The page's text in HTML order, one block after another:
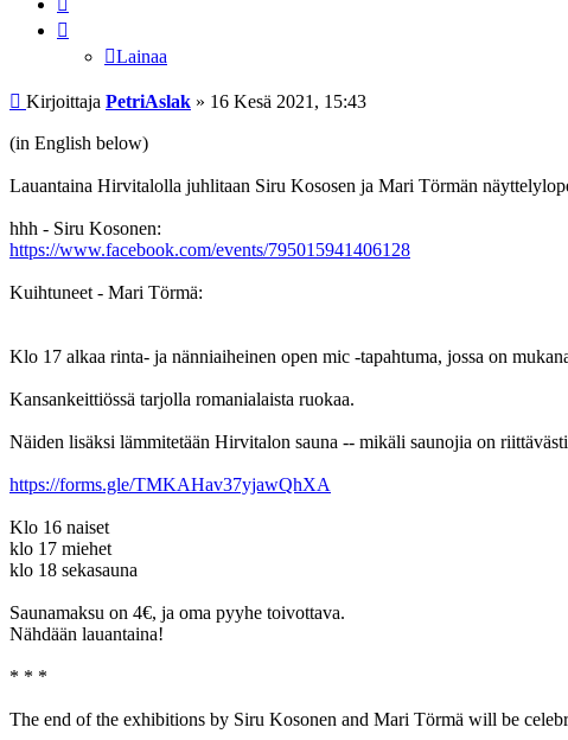
Lainaa
Viesti
Kirjoittaja PetriAslak » 16 Kesä 2021, 15:43
(in English below)
Lauantaina Hirvitalolla juhlitaan Siru Kososen ja Mari Törmän
hhh - Siru Kosonen:
https://www.facebook.com/events/795015941406128
Kuihtuneet - Mari Törmä:
Klo 17 alkaa rinta- ja nänniaiheinen open mic -tapahtuma, jossa on
Kansankeittiössä tarjolla romanialaista ruokaa.
Näiden lisäksi lämmitetään Hirvitalon sauna -- mikäli saunojia on
https://forms.gle/TMKAHav37yjawQhXA
Klo 16 naiset
klo 17 miehet
klo 18 sekasauna
Saunamaksu on 4€, ja oma pyyhe toivottava.
Nähdään lauantaina!
* * *
The end of the exhibitions by Siru Kosonen and Mari Törmä will be